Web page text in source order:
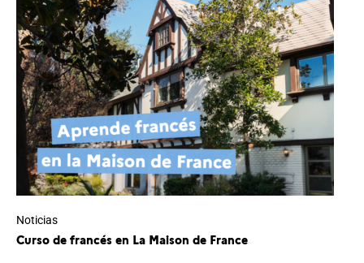
Noticias
Curso de francés en La Maison de France